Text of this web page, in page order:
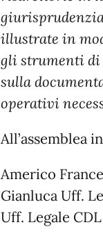
illustrate in
gli strumenti
sulla
operativi
All’assemblea
Americo
Gianluca Uff.
Uff. Legale